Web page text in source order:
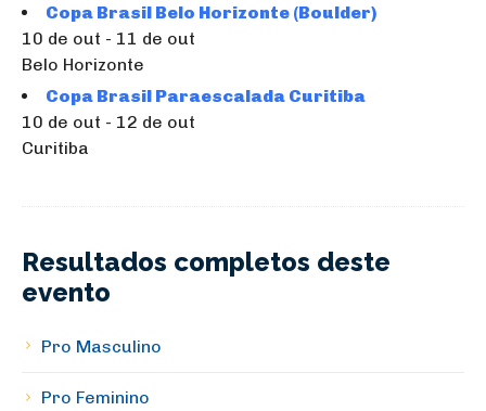
Copa Brasil Belo Horizonte (Boulder)
10 de out - 11 de out
Belo Horizonte
Copa Brasil Paraescalada Curitiba
10 de out - 12 de out
Curitiba
Resultados completos deste
evento
Pro Masculino
Pro Feminino